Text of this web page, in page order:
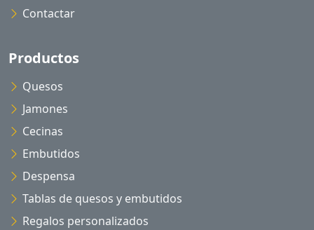
Contactar
Productos
Quesos
Jamones
Cecinas
Embutidos
Despensa
Tablas de quesos y embutidos
Regalos personalizados